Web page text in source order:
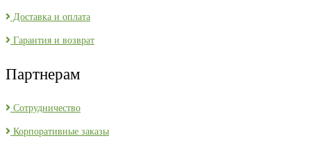
Доставка и оплата
Гарантия и возврат
Партнерам
Сотрудничество
Корпоративные заказы